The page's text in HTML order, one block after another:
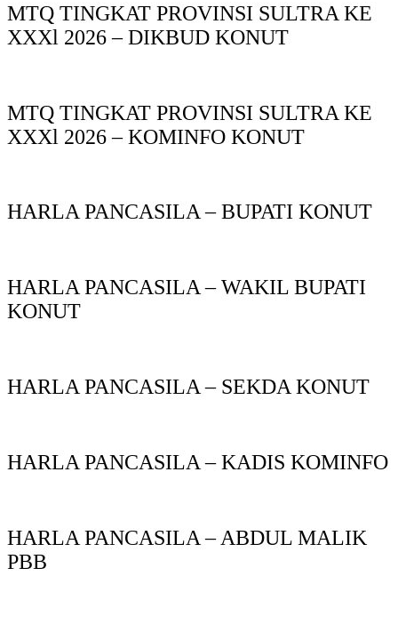
MTQ TINGKAT PROVINSI SULTRA KE
XXXl 2026 – DIKBUD KONUT
MTQ TINGKAT PROVINSI SULTRA KE
XXXl 2026 – KOMINFO KONUT
HARLA PANCASILA – BUPATI KONUT
HARLA PANCASILA – WAKIL BUPATI
KONUT
HARLA PANCASILA – SEKDA KONUT
HARLA PANCASILA – KADIS KOMINFO
HARLA PANCASILA – ABDUL MALIK
PBB